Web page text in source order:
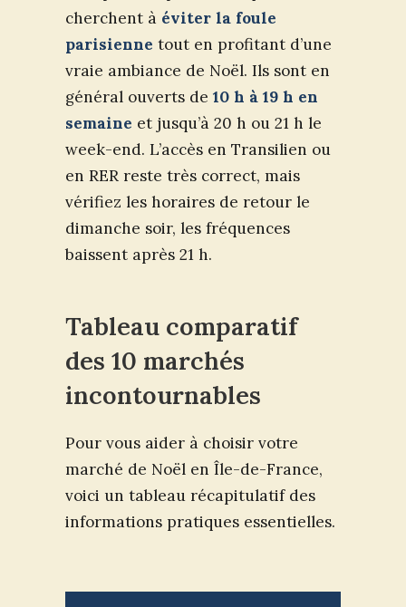
cherchent à éviter la foule
parisienne tout en profitant d’une
vraie ambiance de Noël. Ils sont en
général ouverts de 10 h à 19 h en
semaine et jusqu’à 20 h ou 21 h le
week-end. L’accès en Transilien ou
en RER reste très correct, mais
vérifiez les horaires de retour le
dimanche soir, les fréquences
baissent après 21 h.
Tableau comparatif
des 10 marchés
incontournables
Pour vous aider à choisir votre
marché de Noël en Île-de-France,
voici un tableau récapitulatif des
informations pratiques essentielles.